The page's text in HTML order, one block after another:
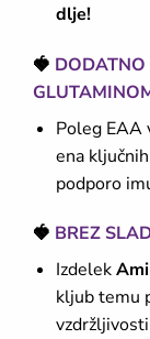
dlje!
🍓
Poleg EAA
ena
podporo
🍓 BREZ
Izdelek
kljub temu